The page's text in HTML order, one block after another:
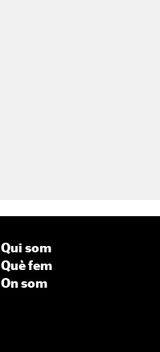
Qui som
Què fem
On som